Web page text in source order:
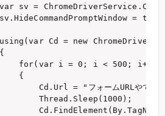
sv =
=
Cd = new
for(var i = 0; i < 500; i++)
{
Cd.Url = "フォームURLやで";
Thread.Sleep(1000);